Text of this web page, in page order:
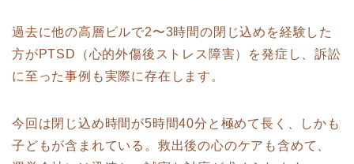
過去に他の高層ビルで2〜3時間の閉じ込めを経験した
方がPTSD（心的外傷後ストレス障害）を発症し、訴訟
に至った事例も実際に存在します。
今回は閉じ込め時間が5時間40分と極めて長く、しかも
子どもが含まれている。救出後の心のケアも含めて、